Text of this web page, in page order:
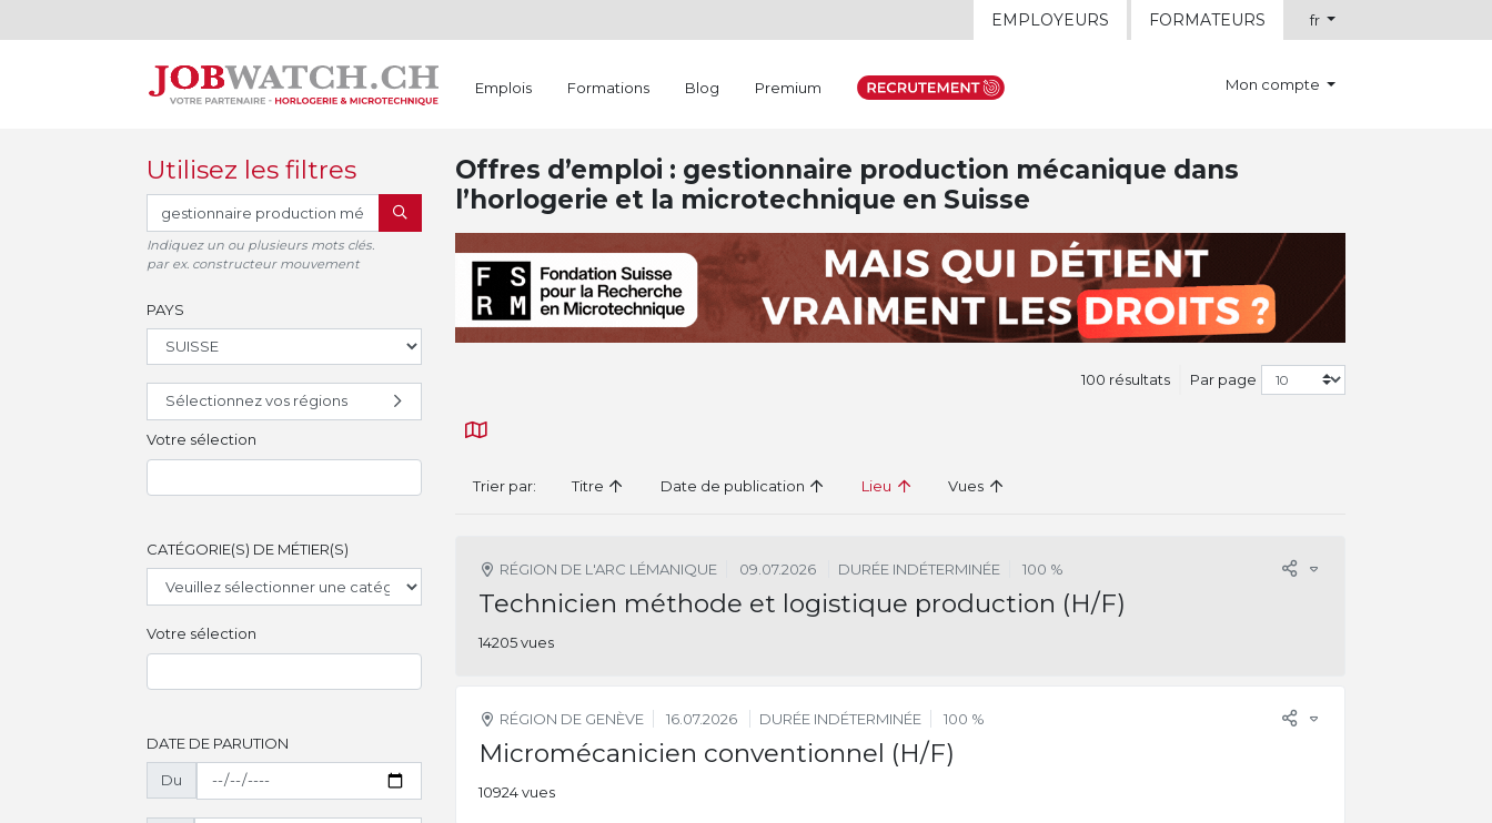
EMPLOYEURS FORMATEURS fr
Emplois Formations Blog Premium Mon compte
Utilisez les filtres
RECHERCHER
Indiquez un ou plusieurs mots clés.
par ex. constructeur mouvement
PAYS
Sélectionnez vos régions
Votre sélection
CATÉGORIE(S) DE MÉTIER(S)
Votre sélection
DATE DE PARUTION
Du
Offres d’emploi : gestionnaire production mécanique dans
l’horlogerie et la microtechnique en Suisse
100 résultats Par page
Trier par: Titre Date de publication Lieu Vues
RÉGION DE L'ARC LÉMANIQUE 09.07.2026 DURÉE INDÉTERMINÉE 100 %
Technicien méthode et logistique production (H/F)
14205 vues
RÉGION DE GENÈVE 16.07.2026 DURÉE INDÉTERMINÉE 100 %
Micromécanicien conventionnel (H/F)
10924 vues